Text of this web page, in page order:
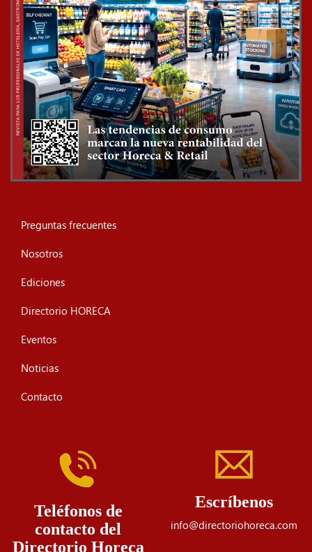
Preguntas frecuentes
Nosotros
Ediciones
Directorio HORECA
Eventos
Noticias
Contacto
Teléfonos de
contacto del
Directorio Horeca
Escríbenos
info@directoriohoreca.com